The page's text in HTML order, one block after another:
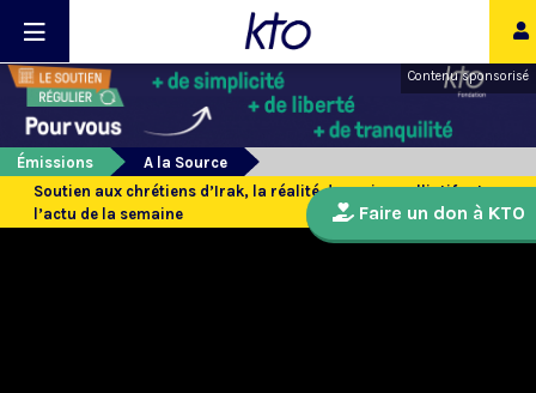
Contenu sponsorisé
Émissions
A la Source
Soutien aux chrétiens d’Irak, la réalité des soins palliatifs et
l’actu de la semaine
Faire un don à KTO